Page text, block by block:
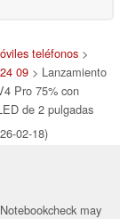
teléfonos >
09> Lanzamiento
Pro 75% con
de 2 pulgadas
02-18)
may